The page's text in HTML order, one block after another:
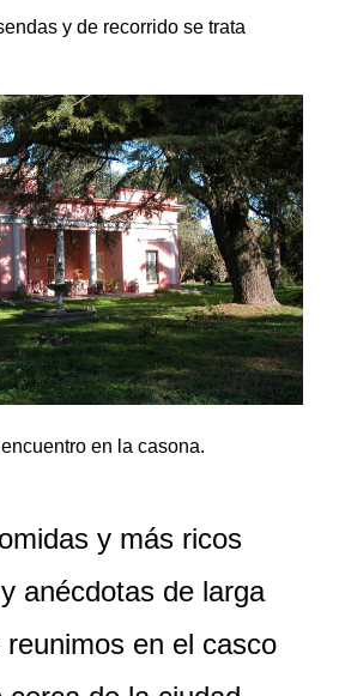
y de recorrido se trata
en la casona.
y más ricos
anécdotas de larga
en el casco